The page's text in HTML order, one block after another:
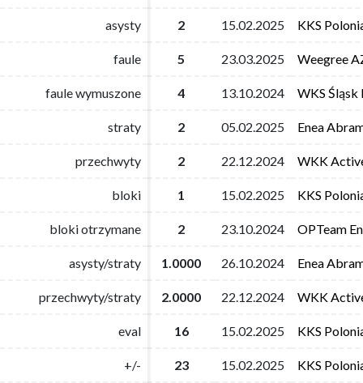
asysty 2 15.02.2025 KKS
faule 5 23.03.2025 Weegree
faule wymuszone 4 13.10.2024 WKS Śląsk
straty 2 05.02.2025 Enea
przechwyty 2 22.12.2024 WKK
bloki 1 15.02.2025 KKS
bloki otrzymane 2 23.10.2024 OPTeam
asysty/straty 1.0000 26.10.2024 Enea
przechwyty/straty 2.0000 22.12.2024 WKK
eval 16 15.02.2025 KKS
+/- 23 15.02.2025 KKS
asysty 2 15.02.2025 KKS
faule 5 23.03.2025 Weegree
faule wymuszone 4 13.10.2024 WKS Śląsk
straty 2 05.02.2025 Enea
przechwyty 2 22.12.2024 WKK
bloki 1 15.02.2025 KKS
bloki otrzymane 2 23.10.2024 OPTeam
asysty/straty 1.0000 26.10.2024 Enea
przechwyty/straty 2.0000 22.12.2024 WKK
eval 16 15.02.2025 KKS
+/- 23 15.02.2025 KKS